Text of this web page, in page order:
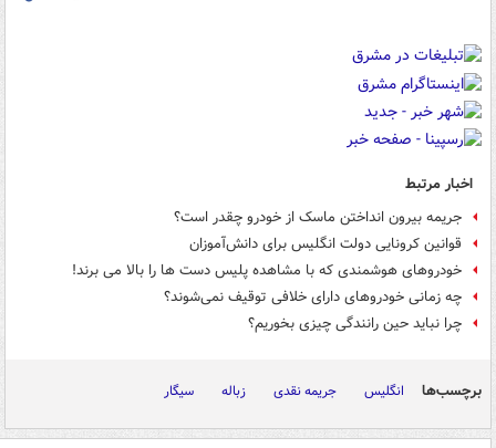
اخبار مرتبط
جریمه بیرون انداختن ماسک از خودرو چقدر است؟
قوانین کرونایی دولت انگلیس برای دانش‌آموزان
خودروهای هوشمندی که با مشاهده پلیس دست ها را بالا می برند!
چه زمانی خودروهای دارای خلافی توقیف نمی‌شوند؟
چرا نباید حین رانندگی چیزی بخوریم؟
برچسب‌ها انگلیس جریمه نقدی زباله سیگار